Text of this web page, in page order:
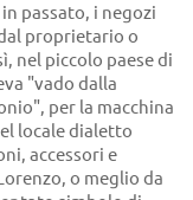
passato, i negozi
proprietario o
nel piccolo paese di
"vado dalla
per la macchina
locale dialetto
accessori e
o meglio da